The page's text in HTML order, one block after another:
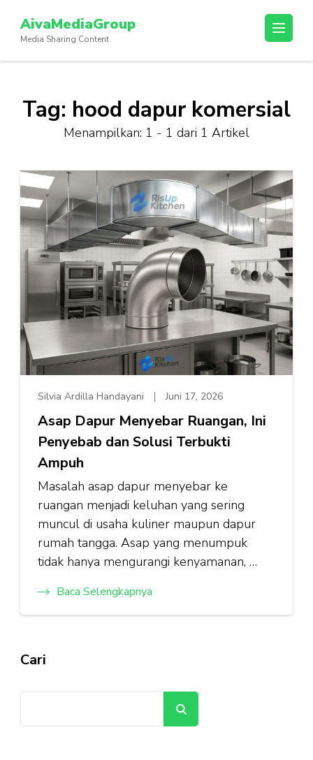
konten
(Tekan
AivaMediaGroup
Media Sharing Content
Tag: hood dapur komersial
Menampilkan: 1 - 1 dari 1 Artikel
Silvia Ardilla Handayani Juni 17, 2026
Asap Dapur Menyebar Ruangan, Ini
Penyebab dan Solusi Terbukti
Ampuh
Masalah asap dapur menyebar ke
ruangan menjadi keluhan yang sering
muncul di usaha kuliner maupun dapur
rumah tangga. Asap yang menumpuk
tidak hanya mengurangi kenyamanan, …
Baca Selengkapnya
Cari